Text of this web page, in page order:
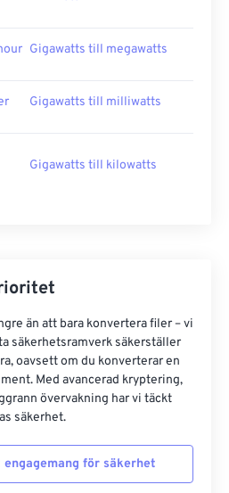
Gigawatts till megawatts
Gigawatts till milliwatts
Gigawatts till kilowatts
än att bara konvertera filer – vi
säkerhetsramverk säkerställer
oavsett om du konverterar en
Med avancerad kryptering,
övervakning har vi täckt
säkerhet.
för säkerhet